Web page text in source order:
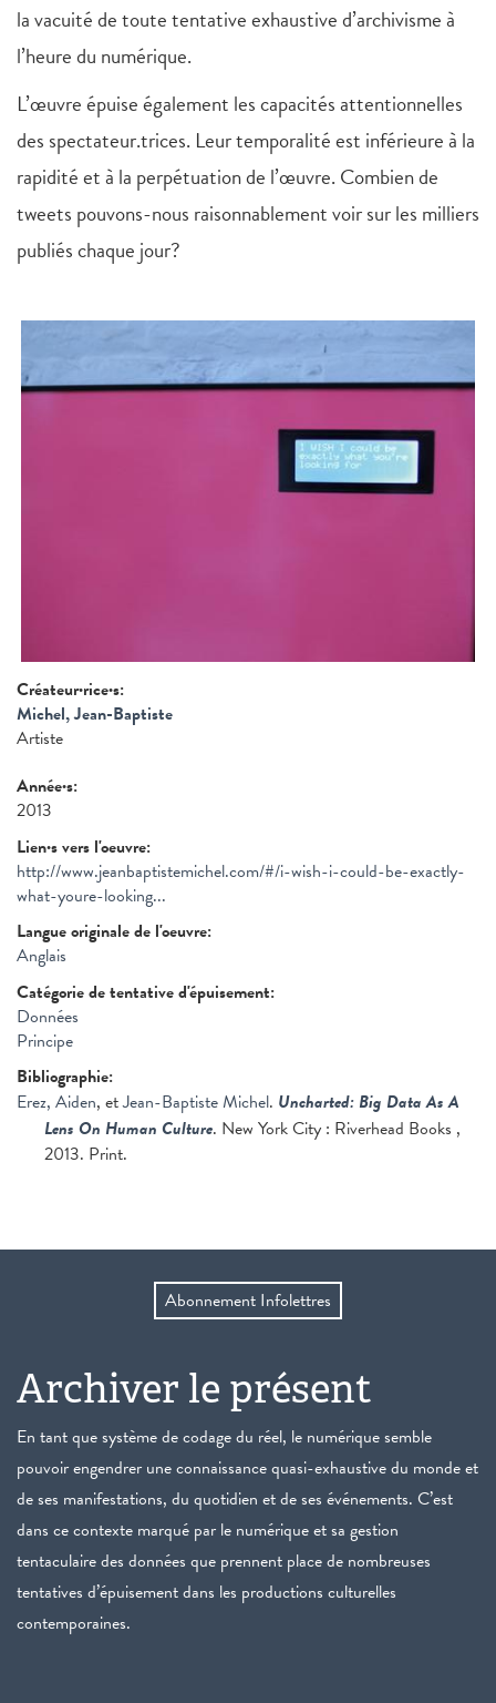
la vacuité de toute tentative exhaustive d’archivisme à
l’heure du numérique.
L’œuvre épuise également les capacités attentionnelles
des spectateur.trices. Leur temporalité est inférieure à la
rapidité et à la perpétuation de l’œuvre. Combien de
tweets pouvons-nous raisonnablement voir sur les milliers
publiés chaque jour?
Créateur·rice·s:
Michel, Jean-Baptiste
Artiste
Année·s:
2013
Lien·s vers l'oeuvre:
http://www.jeanbaptistemichel.com/#/i-wish-i-could-be-exactly-
what-youre-looking...
Langue originale de l'oeuvre:
Anglais
Catégorie de tentative d'épuisement:
Données
Principe
Bibliographie:
Erez, Aiden, etJean-Baptiste Michel. Uncharted: Big Data As A
Lens On Human Culture. New York City : Riverhead Books ,
2013. Print.
Abonnement Infolettres
Archiver le présent
En tant que système de codage du réel, le numérique semble
pouvoir engendrer une connaissance quasi-exhaustive du monde et
de ses manifestations, du quotidien et de ses événements. C’est
dans ce contexte marqué par le numérique et sa gestion
tentaculaire des données que prennent place de nombreuses
tentatives d’épuisement dans les productions culturelles
contemporaines.